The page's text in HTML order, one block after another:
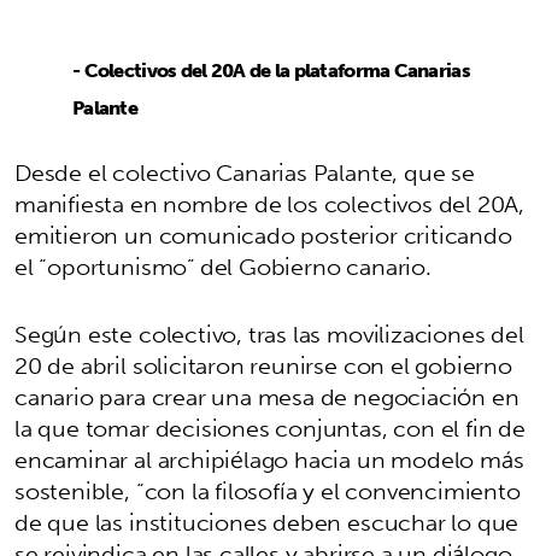
- Colectivos del 20A de la plataforma Canarias
Palante
Desde el colectivo Canarias Palante, que se
manifiesta en nombre de los colectivos del 20A,
emitieron un comunicado posterior criticando
el “oportunismo” del Gobierno canario.
Según este colectivo, tras las movilizaciones del
20 de abril solicitaron reunirse con el gobierno
canario para crear una mesa de negociación en
la que tomar decisiones conjuntas, con el fin de
encaminar al archipiélago hacia un modelo más
sostenible, “con la filosofía y el convencimiento
de que las instituciones deben escuchar lo que